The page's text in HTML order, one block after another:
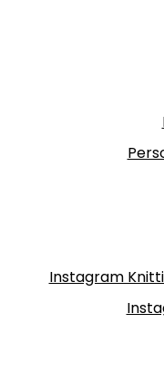
Instagram